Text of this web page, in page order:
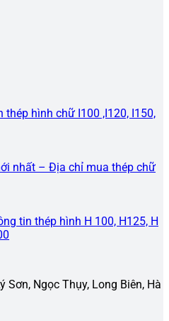
hình chữ I100 ,I120, I150,
nhất – Địa chỉ mua thép chữ
tin thép hình H 100, H125, H
ở
Ngọc Thụy, Long Biên, Hà